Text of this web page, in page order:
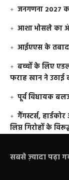
जनगणना 2027
आशा भोसले का
आईएएस के
बच्चों के लिए
फराह खान ने उठाई
पूर्व विधायक
गैंगस्टर्स,
लिप्त गिरोहों के
सबसे ज़्यादा पढ़ा